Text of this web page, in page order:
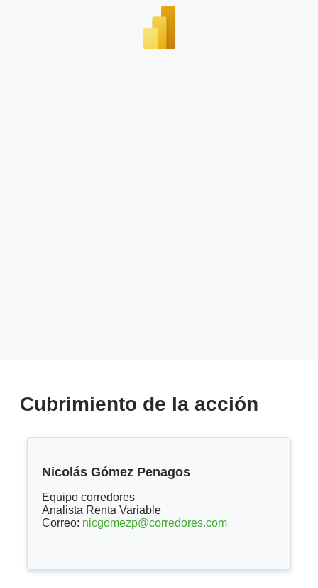
Cubrimiento de la acción
Nicolás Gómez Penagos
Equipo corredores
Analista Renta Variable
Correo: nicgomezp@corredores.com